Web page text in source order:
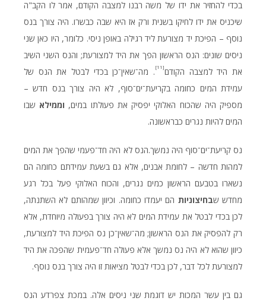
בכדי להחזיר את ידו של משה רבנו למצבה הקודם, אמר לו הקב"ה
שיכניס את ידו לחיקו בשנית ורק אז היא שבה כבשרו. היה צורך בנס
נוסף – הפיכת יד מצורעת ליד רגילה באופן ניסי. כלומר, היו כאן שני
ניסים שונים: הנס הראשון הפך את היד למצורעת; והנס השני השיב
את היד למצבה הקודם[11]
. מה־שאין־כן בכדי לבטל את הנס של
עמידת המים כחומה בקריעת־ים־סוף, לא היה צורך בנס חדש –
מספיק היה שהכוח האלוקי יפסיק את פעולתו במים, וממילא שבו
המים להיות נגרים כבראשונה.
נס קריעת־ים־סוף היה נמשך.הנס לא היה חד־פעמי שהפך את המים
למהות חדשה – לחומת אבנים, אלא גם בשעת עמידתם כחומה הם
נשארו בטבעם הראשון כמים נגרים, והכוח האלוקי פעל בכל רגע
מחדש שבחיצוניות הם יעמדו כחומה. וכיוון שמהותם לא השתנתה,
לכן בכדי לבטל את עמידת המים לא היה צורך בפעולה מיוחדת, אלא
רק להפסיק את הנס הראשון; מה־שאין־כן נס הפיכת היד למצורעת,
כיוון שהוא לא היה נס נמשך אלא פעולה חד־פעמית שהפכה את היד
למצורעת לכל דבר, לכן בכדי לבטל מציאות זו היה צורך בנס נוסף.
גם בין עשר המכות יש דוגמת שני ניסים אלה. במכת צפרדע הנס